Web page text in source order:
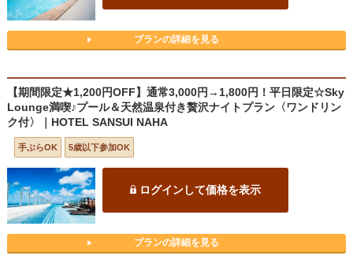
プランの詳細を見る
【期間限定★1,200円OFF】通常3,000円→1,800円！平日限定☆Sky
Lounge満喫♪プール＆天然温泉付き贅沢ナイトプラン〈ワンドリン
ク付〉｜HOTEL SANSUI NAHA
手ぶらOK 5歳以下参加OK
ログインして価格を表示
プランの詳細を見る